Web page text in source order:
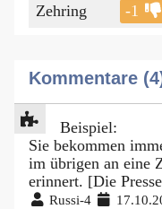
Zehring -1
Kommentare
Beispiel:
Sie bekommen
im übrigen an eine
erinnert. [Die
Russi-4